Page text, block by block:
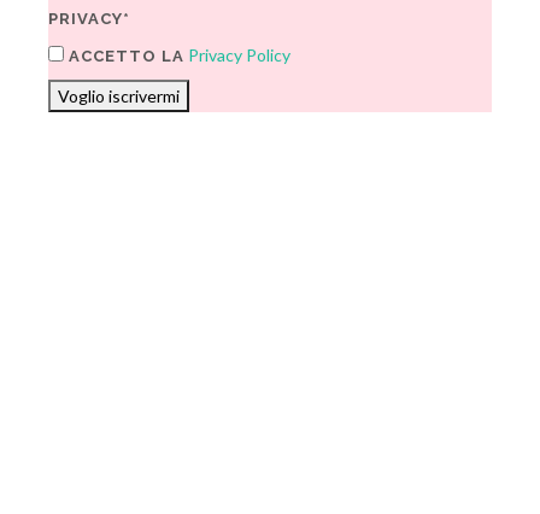
PRIVACY*
ACCETTO LA Privacy Policy
Voglio iscrivermi